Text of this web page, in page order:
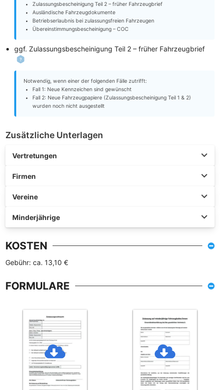
Zulassungsbescheinigung Teil 2 – früher Fahrzeugbrief
Ausländische Fahrzeugdokumente
Betriebserlaubnis bei zulassungsfreien Fahrzeugen
Übereinstimmungsbescheinigung – COC
ggf. Zulassungsbescheinigung Teil 2 – früher Fahrzeugbrief
Notwendig, wenn einer der folgenden Fälle zutrifft:
Fall 1: Neue Kennzeichen sind gewünscht
Fall 2: Neue Fahrzeugpapiere (Zulassungsbescheinigung Teil 1 & 2)
wurden noch nicht ausgestellt
Zusätzliche Unterlagen
Vertretungen
Firmen
Vereine
Minderjährige
KOSTEN
Gebühr: ca. 13,10 €
FORMULARE